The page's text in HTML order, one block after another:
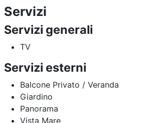
Servizi
Servizi generali
TV
Servizi esterni
Balcone Privato / Veranda
Giardino
Panorama
Vista Mare